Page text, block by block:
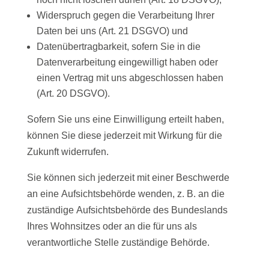
Widerspruch gegen die Verarbeitung Ihrer
Daten bei uns (Art. 21 DSGVO) und
Datenübertragbarkeit, sofern Sie in die
Datenverarbeitung eingewilligt haben oder
einen Vertrag mit uns abgeschlossen haben
(Art. 20 DSGVO).
Sofern Sie uns eine Einwilligung erteilt haben,
können Sie diese jederzeit mit Wirkung für die
Zukunft widerrufen.
Sie können sich jederzeit mit einer Beschwerde
an eine Aufsichtsbehörde wenden, z. B. an die
zuständige Aufsichtsbehörde des Bundeslands
Ihres Wohnsitzes oder an die für uns als
verantwortliche Stelle zuständige Behörde.